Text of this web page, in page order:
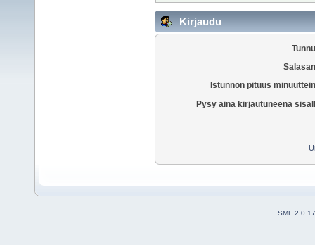
Kirjaudu
Istunnon pituus
Pysy aina kirjautuneena
SMF 2.0.17